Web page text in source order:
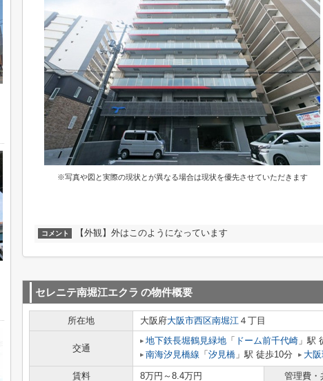
※写真や図と実際の現状とが異なる場合は現状を優先させていただきます
コメント 【外観】外はこのようになっています
セレニテ南堀江エクラ の物件概要
所在地 大阪府大阪市西区南堀江 ４丁目
交通
地下鉄長堀鶴見緑地 「 ドーム前千代崎 」駅
南海汐見橋線 「 汐見橋 」駅 徒歩10分 大
賃料 8万円～8.4万円 管理費・